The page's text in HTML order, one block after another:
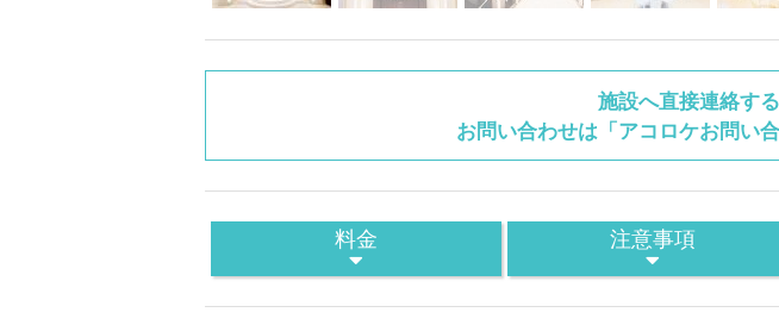
施設へ直接連絡す
お問い合わせは「アコロケお問い
料金 注意事項